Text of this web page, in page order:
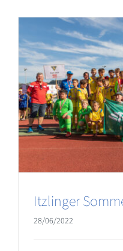
Itzlinger
28/06/2022